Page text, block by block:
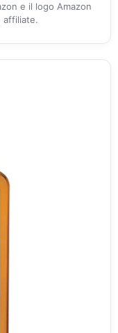
e il logo Amazon
affiliate.